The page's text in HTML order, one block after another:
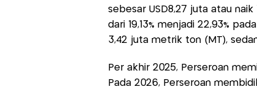
sebesar USD8,27 juta atau
dari 19,13% menjadi 22,93%
3,42 juta metrik ton (MT),
Per akhir 2025, Perseroan
Pada 2026, Perseroan